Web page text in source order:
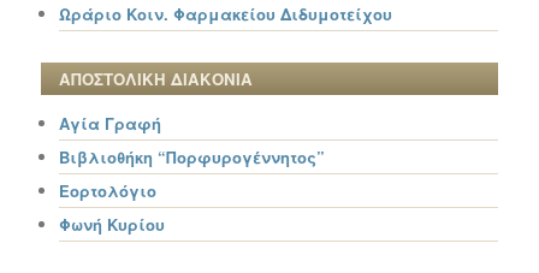
Ωράριο Κοιν. Φαρμακείου Διδυμοτείχου
ΑΠΟΣΤΟΛΙΚΗ ΔΙΑΚΟΝΙΑ
Αγία Γραφή
Βιβλιοθήκη “Πορφυρογέννητος”
Εορτολόγιο
Φωνή Κυρίου